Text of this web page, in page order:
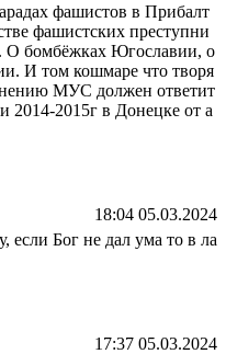
фашистов в Прибалт
фашистских преступни
бомбёжках Югославии, о
И том кошмаре что творя
МУС должен ответит
2014-2015г в Донецке от а
18:04 05.03.2024
если Бог не дал ума то в ла
17:37 05.03.2024